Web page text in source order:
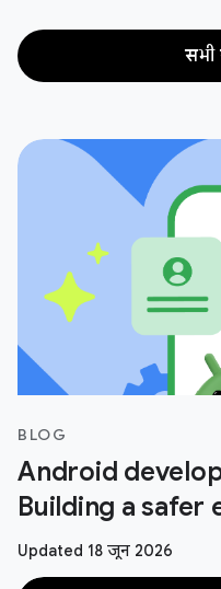
BLOG
Android
Building a
Updated 18 जून 2026